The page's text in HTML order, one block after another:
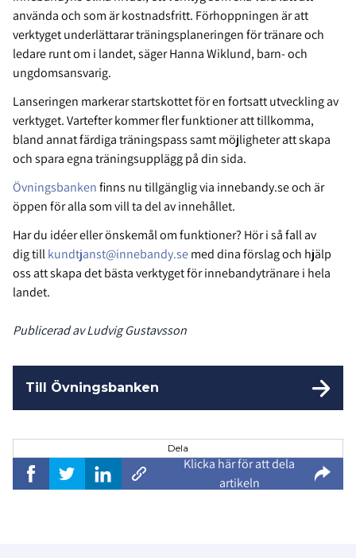
använda och som är kostnadsfritt. Förhoppningen är att
verktyget underlättarar träningsplaneringen för tränare och
ledare runt om i landet, säger Hanna Wiklund, barn- och
ungdomsansvarig.
Lanseringen markerar startskottet för en fortsatt utveckling av
verktyget. Vartefter kommer fler funktioner att tillkomma,
bland annat färdiga träningspass samt möjligheter att skapa
och spara egna träningsupplägg på din sida.
Övningsbankenfinns nu tillgänglig via innebandy.se och är
öppen för alla som vill ta del av innehållet.
Har du idéer eller önskemål om funktioner? Hör i så fall av
digtillkundtjanst@innebandy.semed dina förslag och hjälp
oss att skapa det bästa verktyget för innebandytränare i hela
landet.
Publicerad av Ludvig Gustavsson
Till Övningsbanken
Dela
Klicka här för att dela
artikeln